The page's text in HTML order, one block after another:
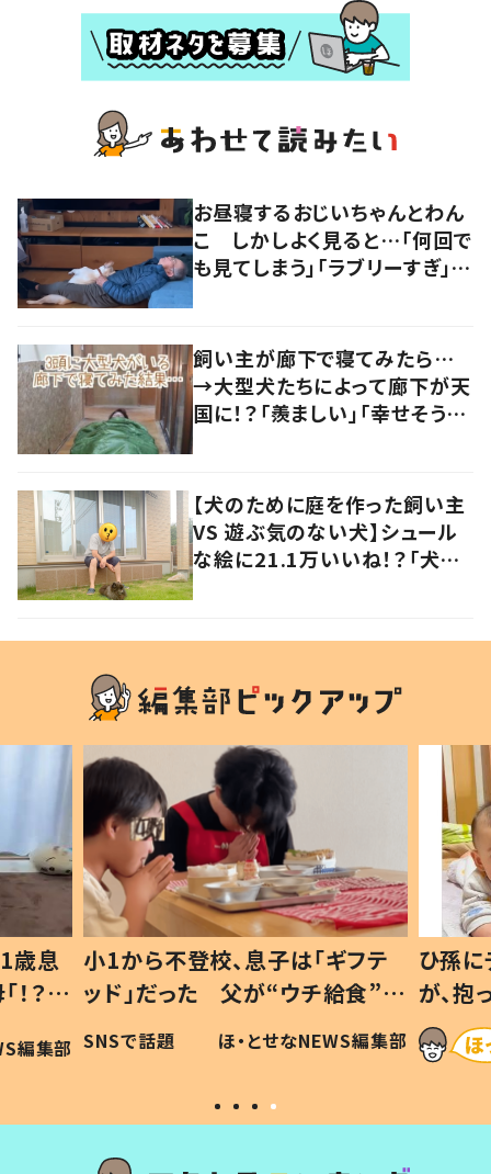
お昼寝するおじいちゃんとわん
こ しかしよく見ると…「何回で
も見てしまう」「ラブリーすぎ」の
飼い主が廊下で寝てみたら…
→大型犬たちによって廊下が天
国に！？「羨ましい」「幸せそう」
【犬のために庭を作った飼い主
VS 遊ぶ気のない犬】シュール
な絵に21.1万いいね！？「犬の
歳息
？」
編集部
小1から不登校、息子は「ギフテ
ッド」だった 父が“ウチ給食”を
作り続ける理由とは #令和の親
#令和の子
SNSで話題 ほ・とせなNEWS編集部
ひ孫
が、
「涙が
い」